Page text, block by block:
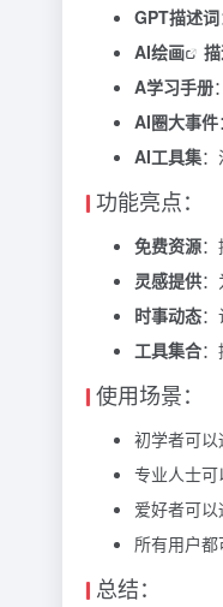
GPT描述词
AI绘画
A学习手册
AI圈大事件
AI工具集
功能亮点：
免费资源
灵感提供
时事动态
工具集合
使用场景：
初学者可以
专业人士可
爱好者可以
所有用户都
总结：